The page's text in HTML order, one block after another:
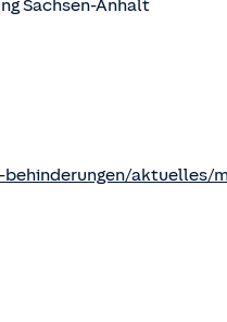
Sachsen-Anhalt
aktuelles/